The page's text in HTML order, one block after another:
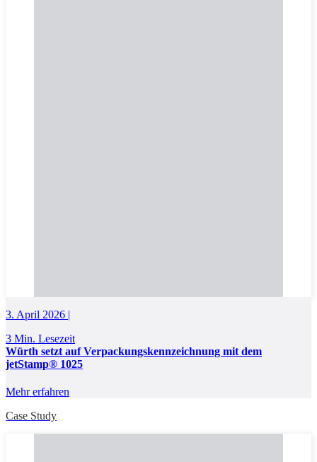
3. April 2026 |
3 Min. Lesezeit
Würth setzt auf Verpackungskennzeichnung mit dem
jetStamp® 1025
Mehr erfahren
Case Study